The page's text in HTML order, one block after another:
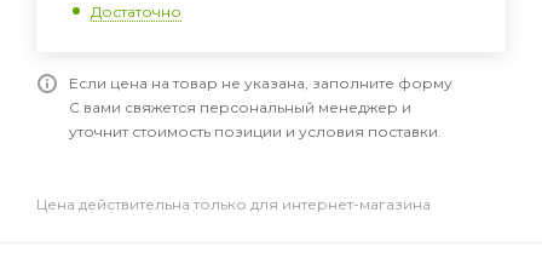
Достаточно
Если цена на товар не указана, заполните форму
С вами свяжется персональный менеджер и
уточнит стоимость позиции и условия поставки.
Цена действительна только для интернет-магазина